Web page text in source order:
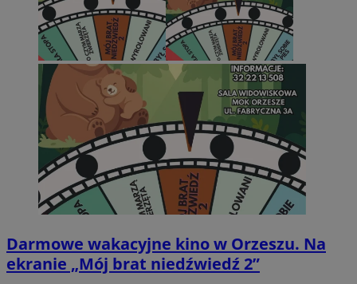
Darmowe wakacyjne kino w Orzeszu. Na
ekranie „Mój brat niedźwiedź 2”